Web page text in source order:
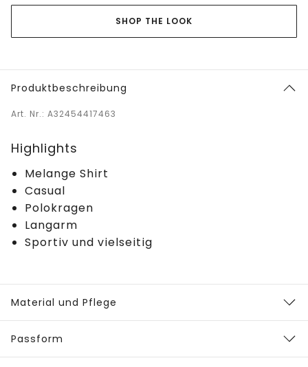
SHOP THE LOOK
Produktbeschreibung
Art. Nr.: A32454417463
Highlights
Melange Shirt
Casual
Polokragen
Langarm
Sportiv und vielseitig
Material und Pflege
Passform